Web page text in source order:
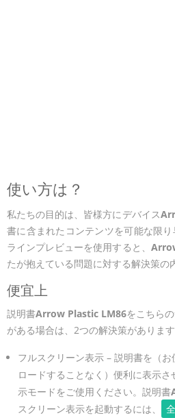
使い方は？
私たちの目的は、皆様方にデバイス
書に含まれたコンテンツを可能な限
ラインプレビューを使用すると、
たが抱えている問題に対する解決策の
便宜上
説明書Arrow Plastic LM86をこちら
がある場合は、2つの解決策があります
フルスクリーン表示 – 説明書を（
ロードすることなく）便利に表示
示モードをご使用ください。説明書
スクリーン表示を起動するには、